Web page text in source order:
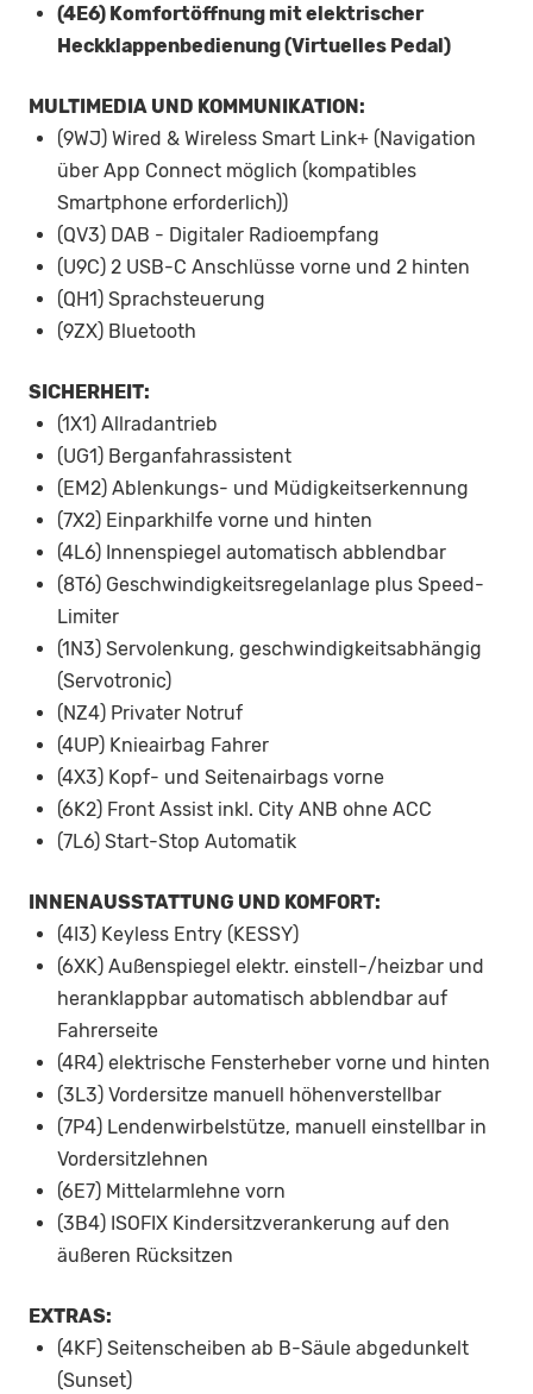
(4E6) Komfortöffnung mit elektrischer
Heckklappenbedienung (Virtuelles Pedal)
MULTIMEDIA UND KOMMUNIKATION:
(9WJ) Wired & Wireless Smart Link+ (Navigation
über App Connect möglich (kompatibles
Smartphone erforderlich))
(QV3) DAB - Digitaler Radioempfang
(U9C) 2 USB-C Anschlüsse vorne und 2 hinten
(QH1) Sprachsteuerung
(9ZX) Bluetooth
SICHERHEIT:
(1X1) Allradantrieb
(UG1) Berganfahrassistent
(EM2) Ablenkungs- und Müdigkeitserkennung
(7X2) Einparkhilfe vorne und hinten
(4L6) Innenspiegel automatisch abblendbar
(8T6) Geschwindigkeitsregelanlage plus Speed-
Limiter
(1N3) Servolenkung, geschwindigkeitsabhängig
(Servotronic)
(NZ4) Privater Notruf
(4UP) Knieairbag Fahrer
(4X3) Kopf- und Seitenairbags vorne
(6K2) Front Assist inkl. City ANB ohne ACC
(7L6) Start-Stop Automatik
INNENAUSSTATTUNG UND KOMFORT:
(4I3) Keyless Entry (KESSY)
(6XK) Außenspiegel elektr. einstell-/heizbar und
heranklappbar automatisch abblendbar auf
Fahrerseite
(4R4) elektrische Fensterheber vorne und hinten
(3L3) Vordersitze manuell höhenverstellbar
(7P4) Lendenwirbelstütze, manuell einstellbar in
Vordersitzlehnen
(6E7) Mittelarmlehne vorn
(3B4) ISOFIX Kindersitzverankerung auf den
äußeren Rücksitzen
EXTRAS:
(4KF) Seitenscheiben ab B-Säule abgedunkelt
(Sunset)